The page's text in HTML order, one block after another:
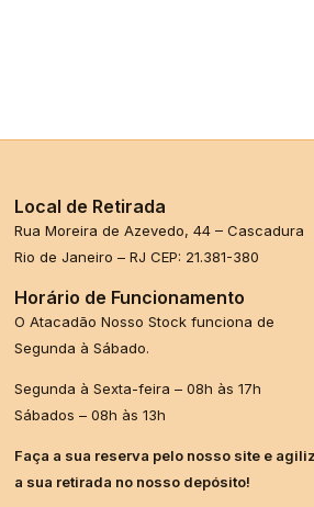
Local de Retirada
Rua Moreira de Azevedo, 44 – Cascadura
Rio de Janeiro – RJ CEP: 21.381-380
Horário de Funcionamento
O Atacadão Nosso Stock funciona de
Segunda à Sábado.
Segunda à Sexta-feira – 08h às 17h
Sábados – 08h às 13h
Faça a sua reserva pelo nosso site e
a sua retirada no nosso depósito!